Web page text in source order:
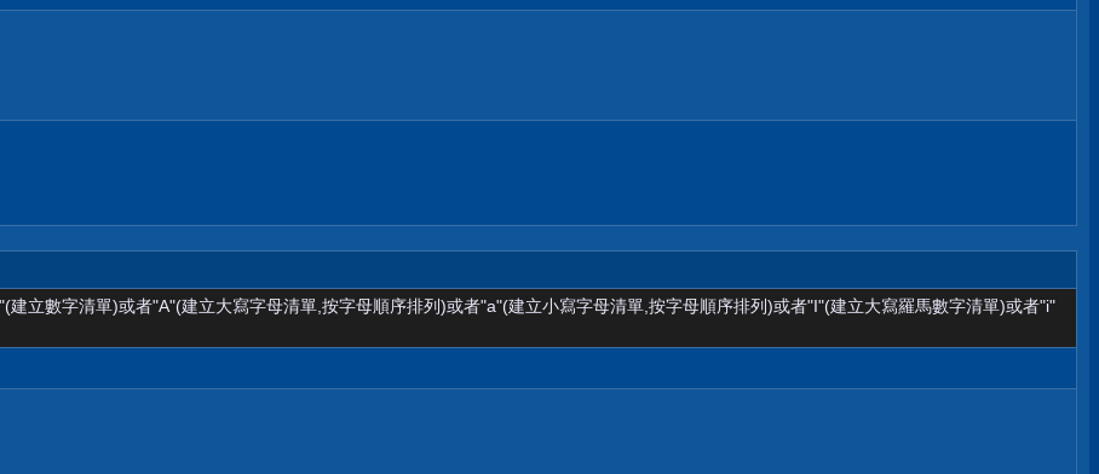
立數字清單)或者"A"(建立大寫字母清單,按字母順序排列)或者"a"(建立小寫字母清單,按字母順序排列)或者"I"(建立大寫羅馬數字清單)或者"i"